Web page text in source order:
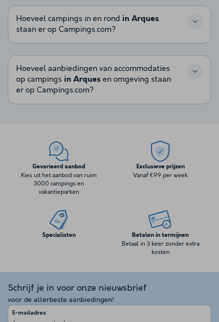
Hoeveel campings in en rond in Arques
staan er op Campings.com?
Hoeveel aanbiedingen van accommodaties
op campings in Arques en omgeving staan
er op Campings.com?
Gevarieerd aanbod
Kies uit het aanbod van ruim
3000 campings en
vakantieparken
Exclusieve prijzen
Vanaf €99 per week
Specialisten Betalen in termijnen
Betaal in 3 keer zonder extra
kosten
Schrijf je in voor onze nieuwsbrief
voor de allerbeste aanbiedingen!
E-mailadres